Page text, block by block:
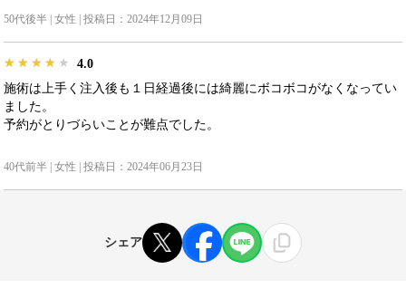
50代後半 | 女性 | 投稿日：2024年12月09日
★★★★★
★★★★★
★★★★★
4.0
施術は上手く注入後も１日経過後には綺麗にボコボコがなくなってい
ました。
予約がとりづらいことが難点でした。
40代前半 | 女性 | 投稿日：2024年06月23日
シェア